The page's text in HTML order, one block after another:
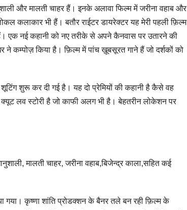
और मालती चाहर हैं। इनके अलावा फिल्म में जरीना वहाब और
कलाकार भी हैं। बतौर राईटर डायरेक्टर यह मेरी पहली फ़िल्म
एक नई कहानी को नए तरीके से अपने कैनवास पर उतारने की
ने कम्पोज़ किया है। फ़िल्म में पांच ख़ूबसूरत गाने हैं जो दर्शकों को
शुरू कर दी गई है। यह दो प्रेमियों की कहानी है कैसे वह
लव स्टोरी है जो काफी अलग भी है। बेहतरीन लोकेशन पर
मालती चाहर, जरीना वहाब,बिजेन्द्र काला,सहित कई
गया। कृष्णा शांति प्रोडक्शन के बैनर तले बन रही फ़िल्म के